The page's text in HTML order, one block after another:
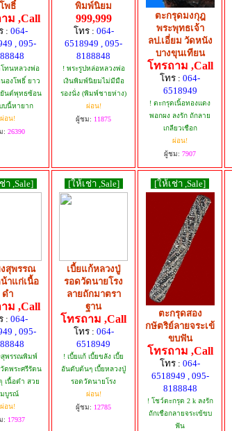
โพธิ์
ม ,Call
: 064-
, 095-
โทนหลวงพ่อ
องโพธิ์ ยาว
ยันต์พุทธซ้อน
บนี้หายาก
ผ่อน!
: 26390
พิมพ์นิยม
999,999
โทร : 064-
6518949 , 095-
8188848
! พระรูปหล่อหลวงพ่อ
เงินพิมพ์นิยมไม่มีมือ
รองนั่ง (พิมพ์ชายห่าง)
ผ่อน!
ผู้ชม: 11875
ตะกรุดมงกุฎ
พระพุทธเจ้า
ลป.เอี่ยม วัดหนัง
บางขุนเทียน
โทรถาม ,Call
โทร : 064-
6518949
! ตะกรุดเนิ้อทองแดง
พอกผง ลงรัก ถักลาย
เกลียวเชือก
ผ่อน!
ผู้ชม: 7907
า ,Sale]
สุพรรณ
าแก่เนื้อ
ดำ
ม ,Call
: 064-
, 095-
สุพรรณพิมพ์
ดพระศรีรัตน
เนื้อดำ สวย
บูรณ์
ผ่อน!
: 17937
[ให้เช่า ,Sale]
เบี้ยแก้หลวงปู่
รอดวัดนายโรง
ลายถักมาตรา
ฐาน
โทรถาม ,Call
โทร : 064-
6518949
! เบี้ยแก้ เบี้ยขลัง เบี้ย
อันดับต้นๆ เบี้ยหลวงปู่
รอดวัดนายโรง
ผ่อน!
ผู้ชม: 12785
[ให้เช่า ,Sale]
ตะกรุดสอง
กษัตริย์ลายจระเข้
ขบฟัน
โทรถาม ,Call
โทร : 064-
6518949 , 095-
8188848
! โชว์ตะกรุด 2 k ลงรัก
ถักเชือกลายจระเข้ขบ
ฟัน